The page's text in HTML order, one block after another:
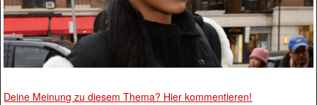
Deine Meinung zu diesem Thema? Hier kommentieren!